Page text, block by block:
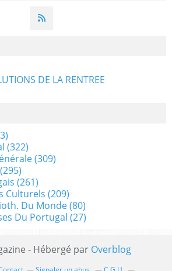
DE LA RENTREE
(322)
(309)
(295)
(261)
Culturels (209)
Du Monde(80)
Du Portugal (27)
- Hébergé par Overblog